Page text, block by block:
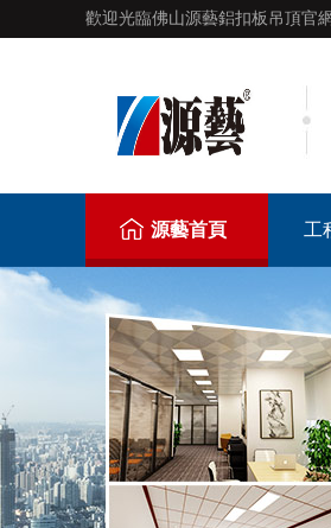
歡迎光臨佛山源藝鋁扣板吊頂官網
源藝首頁 工